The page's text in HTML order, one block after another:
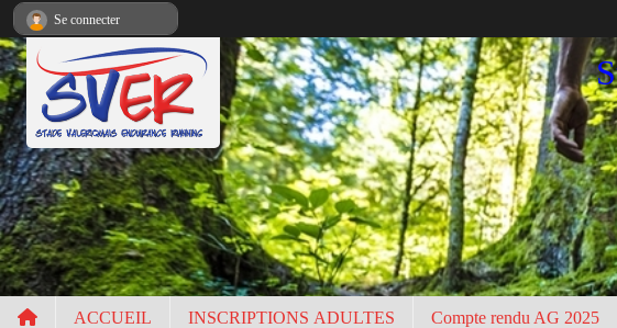
ACCUEIL INSCRIPTIONS ADULTES Compte rendu AG 2025
Se connecter
Panneau de gestion des cookies